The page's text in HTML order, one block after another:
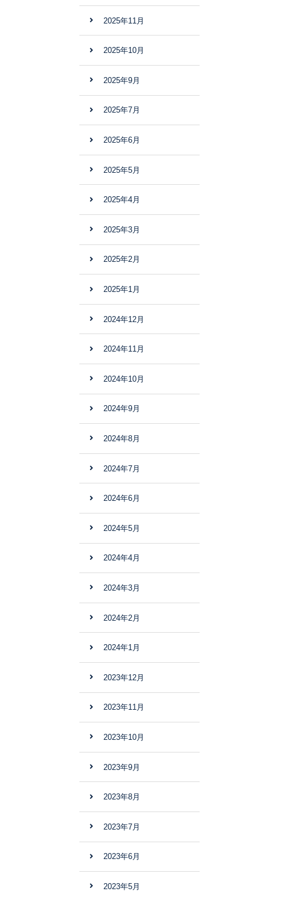
2025年11月
2025年10月
2025年9月
2025年7月
2025年6月
2025年5月
2025年4月
2025年3月
2025年2月
2025年1月
2024年12月
2024年11月
2024年10月
2024年9月
2024年8月
2024年7月
2024年6月
2024年5月
2024年4月
2024年3月
2024年2月
2024年1月
2023年12月
2023年11月
2023年10月
2023年9月
2023年8月
2023年7月
2023年6月
2023年5月